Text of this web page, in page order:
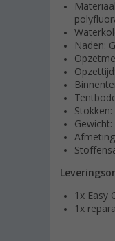
Naden:
Gewicht:
1x Easy
1x